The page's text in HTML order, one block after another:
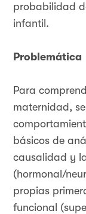
probabilidad
infantil.
Problemática
Para
maternidad,
básicos de
causalidad y
(hormonal/
propias
funcional